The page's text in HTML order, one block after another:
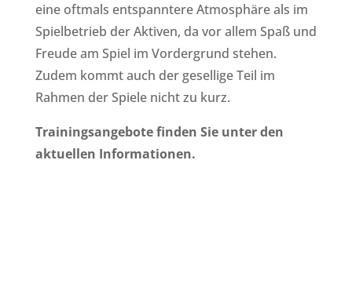
eine oftmals entspanntere Atmosphäre als im
Spielbetrieb der Aktiven, da vor allem Spaß und
Freude am Spiel im Vordergrund stehen.
Zudem kommt auch der gesellige Teil im
Rahmen der Spiele nicht zu kurz.
Trainingsangebote finden Sie unter den
aktuellen Informationen.